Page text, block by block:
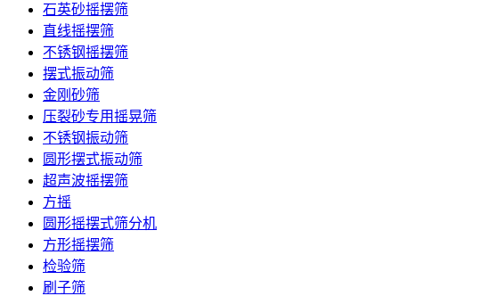
石英砂摇摆筛
直线摇摆筛
不锈钢摇摆筛
摆式振动筛
金刚砂筛
压裂砂专用摇晃筛
不锈钢振动筛
圆形摆式振动筛
超声波摇摆筛
方摇
圆形摇摆式筛分机
方形摇摆筛
检验筛
刷子筛